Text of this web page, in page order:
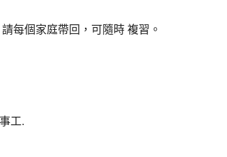
每個家庭帶回，可隨時 複習。
工.